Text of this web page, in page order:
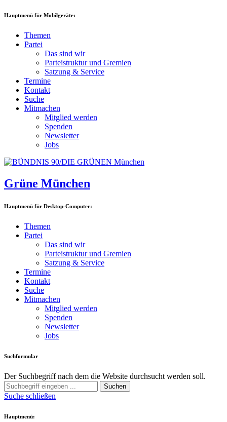
Hauptmenü für Mobilgeräte:
Themen
Partei
Das sind wir
Parteistruktur und Gremien
Satzung & Service
Termine
Kontakt
Suche
Mitmachen
Mitglied werden
Spenden
Newsletter
Jobs
Grüne München
Hauptmenü für Desktop-Computer:
Themen
Partei
Das sind wir
Parteistruktur und Gremien
Satzung & Service
Termine
Kontakt
Suche
Mitmachen
Mitglied werden
Spenden
Newsletter
Jobs
Suchformular
Der Suchbegriff nach dem die Website durchsucht werden soll.
Suchen
Suche schließen
Hauptmenü: